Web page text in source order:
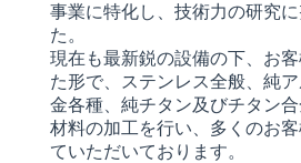
事業に特化し、技術力の研究
た。
現在も最新鋭の設備の下、お
た形で、ステンレス全般、純
金各種、純チタン及びチタン
材料の加工を行い、多くのお
ていただいております。